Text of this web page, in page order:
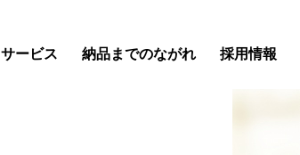
サービス 納品までのながれ 採用情報